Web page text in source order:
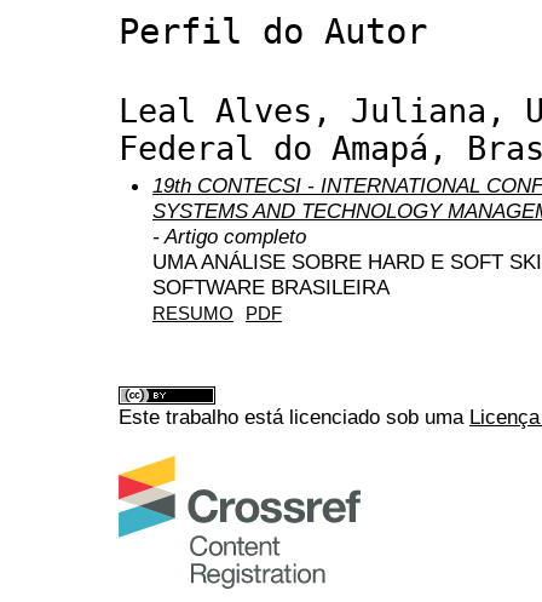
Perfil do Autor
Leal Alves, Juliana,
Federal do Amapá,
19th CONTECSI - INTERNATIONAL
SYSTEMS AND TECHNOLOGY
- Artigo completo
UMA ANÁLISE SOBRE HARD E SOFT
SOFTWARE BRASILEIRA
RESUMO PDF
Este trabalho está licenciado sob uma